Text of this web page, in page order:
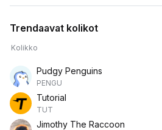
Trendaavat kolikot
Kolikko
Pudgy Penguins
PENGU
Tutorial
TUT
Jimothy The Raccoon